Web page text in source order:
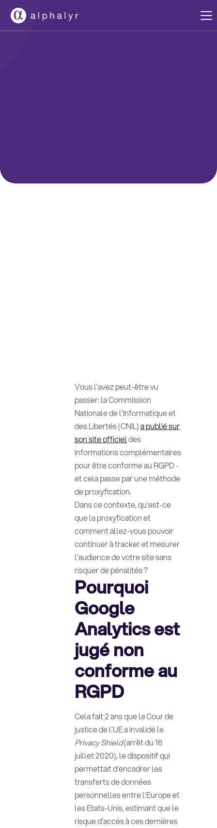
Vous l’avez peut-être vu
passer: la Commission
Nationale de l’Informatique et
des Libertés (CNIL)a publié sur
son site officieldes
informations complémentaires
pour être conforme au RGPD -
et cela passe par une méthode
de proxyfication.
Dans ce contexte, qu’est-ce
que la proxyfication et
comment allez-vous pouvoir
continuer à tracker et mesurer
l’audience de votre site sans
risquer de pénalités ?
Pourquoi
Google
Analytics est
jugé non
conforme au
RGPD
Cela fait 2 ans que la Cour de
justice de l’UE a invalidé le
Privacy Shield(arrêt du 16
juillet 2020), le dispositif qui
permettait d’encadrer les
transferts de données
personnelles entre l’Europe et
les Etats-Unis, estimant que le
risque d’accès à ces dernières